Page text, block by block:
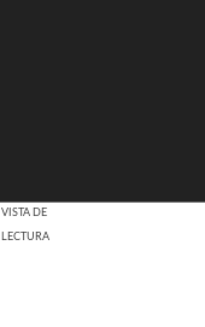
VISTA DE
LECTURA